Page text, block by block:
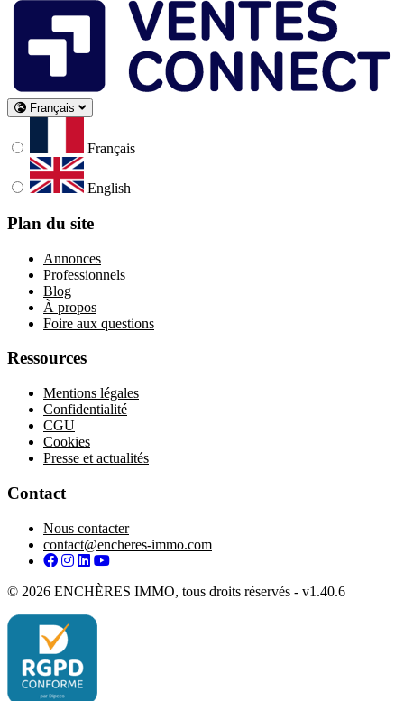
Français
Français
English
Plan du site
Annonces
Professionnels
Blog
À propos
Foire aux questions
Ressources
Mentions légales
Confidentialité
CGU
Cookies
Presse et actualités
Contact
Nous contacter
contact@encheres-immo.com
Facebook
Instagram
LinkedIn
YouTube
© 2026 ENCHÈRES IMMO, tous droits réservés - v1.40.6